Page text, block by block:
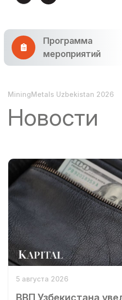
Программа
мероприятий
MiningMetals Uzbekistan 2026
Новости
5 августа 2026
ВВП Узбекистана